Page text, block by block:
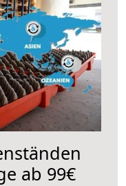
ab 99€